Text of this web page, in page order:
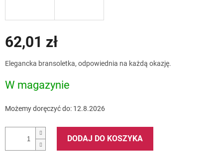
62,01 zł
jednostkowa:
Elegancka bransoletka, odpowiednia na każdą okazję.
W magazynie
Możemy doręczyć do: 12.8.2026
DODAJ DO KOSZYKA